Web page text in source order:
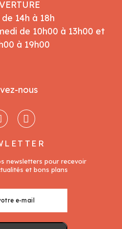
14h à 18h
de 10h00 à 13h00 et
à 19h00
nous